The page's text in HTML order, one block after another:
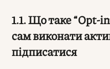
1.1. Що таке “Opt-
сам виконати
підписатися